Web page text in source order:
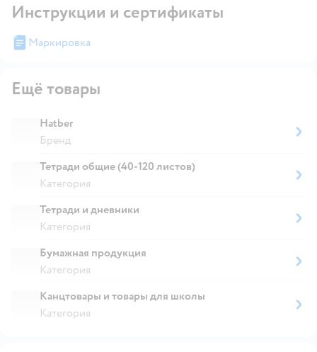
Инструкции и сертификаты
Маркировка
Ещё товары
Hatber
Бренд
Тетради общие (40-120 листов)
Категория
Тетради и дневники
Категория
Бумажная продукция
Категория
Канцтовары и товары для школы
Категория